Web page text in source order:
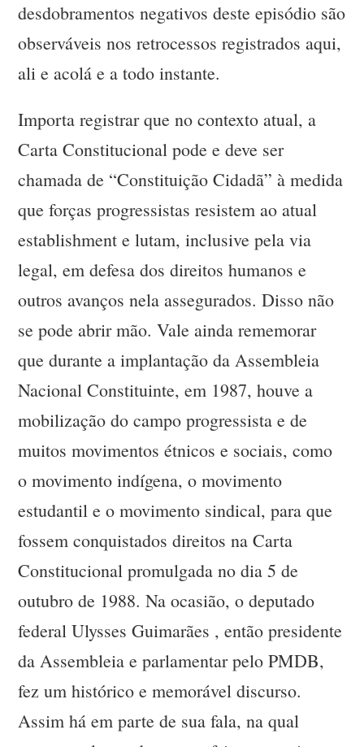
desdobramentos negativos deste episódio são
observáveis nos retrocessos registrados aqui,
ali e acolá e a todo instante.
Importa registrar que no contexto atual, a
Carta Constitucional pode e deve ser
chamada de “Constituição Cidadã” à medida
que forças progressistas resistem ao atual
establishment e lutam, inclusive pela via
legal, em defesa dos direitos humanos e
outros avanços nela assegurados. Disso não
se pode abrir mão. Vale ainda rememorar
que durante a implantação da Assembleia
Nacional Constituinte, em 1987, houve a
mobilização do campo progressista e de
muitos movimentos étnicos e sociais, como
o movimento indígena, o movimento
estudantil e o movimento sindical, para que
fossem conquistados direitos na Carta
Constitucional promulgada no dia 5 de
outubro de 1988. Na ocasião, o deputado
federal Ulysses Guimarães , então presidente
da Assembleia e parlamentar pelo PMDB,
fez um histórico e memorável discurso.
Assim há em parte de sua fala, na qual